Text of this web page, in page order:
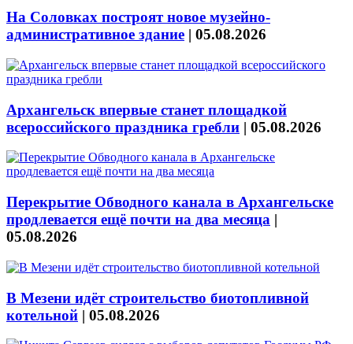
На Соловках построят новое музейно-
административное здание | 05.08.2026
Архангельск впервые станет площадкой
всероссийского праздника гребли | 05.08.2026
Перекрытие Обводного канала в Архангельске
продлевается ещё почти на два месяца |
05.08.2026
В Мезени идёт строительство биотопливной
котельной | 05.08.2026